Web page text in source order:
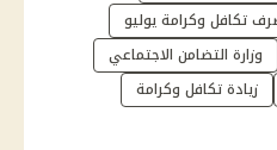
تكافل وكرامة يوليو
وزارة التضامن الاجتماعي
زيادة تكافل وكرامة